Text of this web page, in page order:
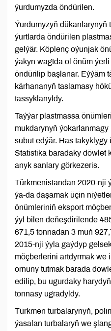
ýurdumyzda öndürilen.
Ýurdumyzyň dükanlarynyň
ýurtlarda öndürilen
gelýär. Köplenç oýunjak
ýakyn wagtda ol önüm
öndürilip başlanar. Eýýäm
kärhananyň taslamasy
tassyklanyldy.
Taýýar plastmassa
mukdarynyň
subut edýär. Has takyklygy
Statistika baradaky döwlet
anyk sanlary görkezeris.
Türkmenistandan 2020-nji
ýa-da daşamak üçin
önümleriniň eksport
ýyl bilen deňeşdirilende
671,5 tonnadan 3 müň
2015-nji ýyla gaýdyp
möçberlerini artdyrmak we
ornuny tutmak barada
edilip, bu ugurdaky
tonnasy ugradyldy.
Türkmen turbalarynyň,
ýasalan turbalaryň we